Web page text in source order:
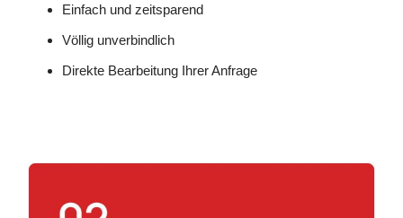
Einfach und zeitsparend
Völlig unverbindlich
Direkte Bearbeitung Ihrer Anfrage